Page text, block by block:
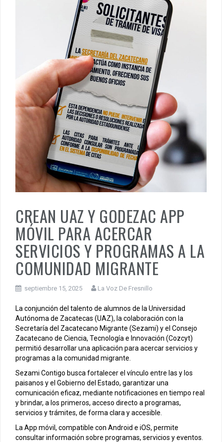
CREAN UAZ Y GODEZAC APP
MÓVIL PARA ACERCAR
SERVICIOS Y PROGRAMAS A LA
COMUNIDAD MIGRANTE
septiembre 15, 2025 La Voz De Fresnillo
La conjunción del talento de alumnos de la Universidad
Autónoma de Zacatecas (UAZ), la colaboración con la
Secretaría del Zacatecano Migrante (Sezami) y el Consejo
Zacatecano de Ciencia, Tecnología e Innovación (Cozcyt)
permitió desarrollar una aplicación para acercar servicios y
programas a la comunidad migrante.
Sezami Contigo busca fortalecer el vínculo entre las y los
paisanos y el Gobierno del Estado, garantizar una
comunicación eficaz, mediante notificaciones en tiempo real
y brindar, a los primeros, acceso directo a programas,
servicios y trámites, de forma clara y accesible.
La App móvil, compatible con Android e iOS, permite
consultar información sobre programas, servicios y eventos.